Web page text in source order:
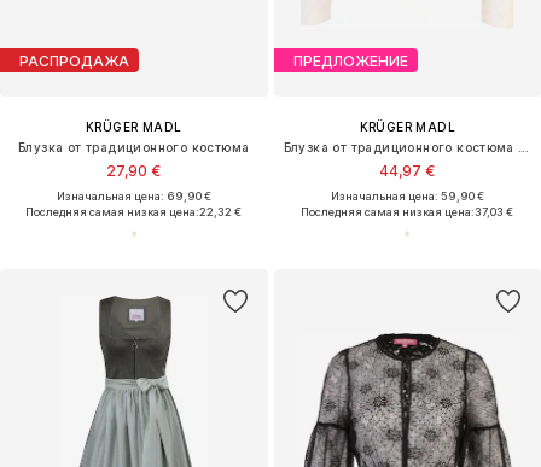
РАСПРОДАЖА
KRÜGER MADL
Блузка от традиционного костюма
27,90 €
Изначальная цена: 69,90 €
Последняя самая низкая цена:22,32 €
ПРЕДЛОЖЕНИЕ
KRÜGER MADL
44,97 €
Изначальная цена: 59,90 €
Последняя самая низкая цена:37,03 €